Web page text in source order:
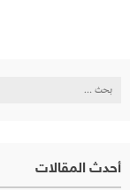
البحث
أحدث المقالات